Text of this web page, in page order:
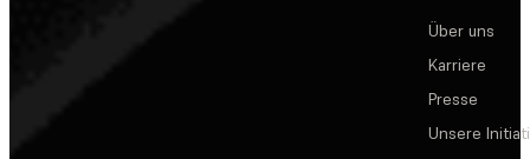
Über uns
Karriere
Presse
Unsere